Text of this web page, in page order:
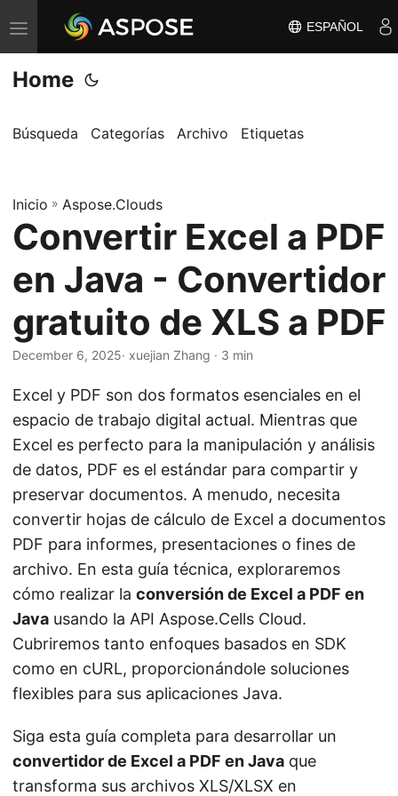
A
l
t
r
r
n
a
v
g
a
i
ó
n
ESPAÑOL
Home
Búsqueda Categorías Archivo Etiquetas
Inicio » Aspose.Clouds
Convertir Excel a PDF
en Java - Convertidor
gratuito de XLS a PDF
December 6, 2025· xuejian Zhang · 3 min
Excel y PDF son dos formatos esenciales en el
espacio de trabajo digital actual. Mientras que
Excel es perfecto para la manipulación y análisis
de datos, PDF es el estándar para compartir y
preservar documentos. A menudo, necesita
convertir hojas de cálculo de Excel a documentos
PDF para informes, presentaciones o fines de
archivo. En esta guía técnica, exploraremos
cómo realizar la conversión de Excel a PDF en
Java usando la API Aspose.Cells Cloud.
Cubriremos tanto enfoques basados en SDK
como en cURL, proporcionándole soluciones
flexibles para sus aplicaciones Java.
Siga esta guía completa para desarrollar un
convertidor de Excel a PDF en Java que
transforma sus archivos XLS/XLSX en